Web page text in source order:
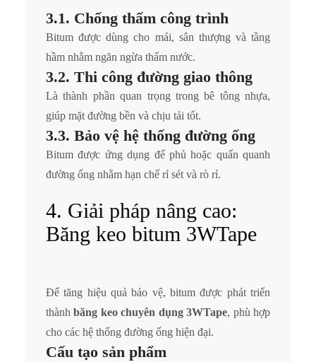
3.1. Chống thấm công trình
Bitum được dùng cho mái, sân thượng và tầng
hầm nhằm ngăn ngừa thấm nước.
3.2. Thi công đường giao thông
Là thành phần quan trọng trong bê tông nhựa,
giúp mặt đường bền và chịu tải tốt.
3.3. Bảo vệ hệ thống đường ống
Bitum được ứng dụng để phủ hoặc quấn quanh
đường ống nhằm hạn chế rỉ sét và rò rỉ.
4. Giải pháp nâng cao:
Băng keo bitum 3WTape
Để tăng hiệu quả bảo vệ, bitum được phát triển
thànhbăng keo chuyên dụng 3WTape, phù hợp
cho các hệ thống đường ống hiện đại.
Cấu tạo sản phẩm